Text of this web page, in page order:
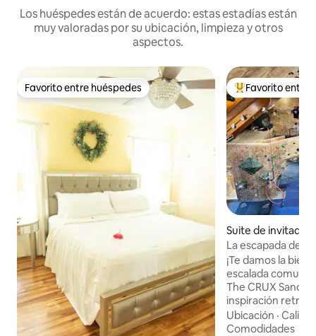
Los huéspedes están de acuerdo: estas estadías están
muy valoradas por su ubicación, limpieza y otros
aspectos.
Favorito entre huéspedes
Favorito entre huéspedes Favorito entre
Favorito entre
Suite de invitados
nati
La escapada de
¡Te damos la
escalada
The CRUX
inspiración retro
perfecta para
experimentados,
Ubicación ·
Comodidades